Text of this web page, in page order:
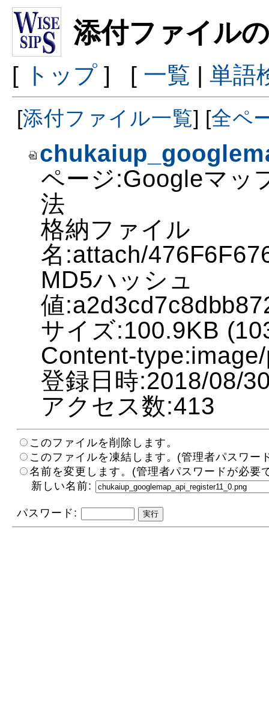
添付ファイル
[ トップ] [ 一覧 | 単語
[添付ファイル一覧] [全ペ
ページ:Googleマッ
法
格納ファイル
名:attach/
MD5ハッシュ
値
サイズ:100.9KB
Content-
登録日時:2018/08/
アクセス数:413
このファイルを削除します。
このファイルを凍結します。(管理者パスワー
名前を変更します。(管理者パスワードが必要
新しい名前:
パスワード: